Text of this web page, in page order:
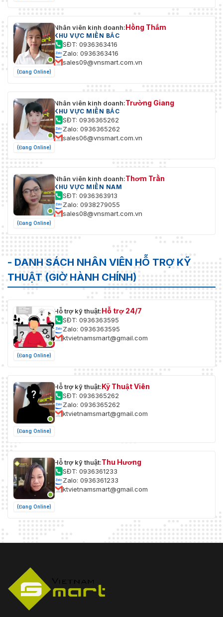
(Đang Online)
Nhân viên kinh doanh:Hồng Thắm
KHU VỰC MIỀN BẮC
SĐT: 0936363416
Zalo: 0936363416
sales09@vnsmart.com.vn
(Đang Online)
Nhân viên kinh doanh:Trường Giang
KHU VỰC MIỀN BẮC
SĐT: 0936365262
Zalo: 0936365262
sales06@vnsmart.com.vn
(Đang Online)
Nhân viên kinh doanh:Thơm Trần
KHU VỰC MIỀN NAM
SĐT: 0936363913
Zalo: 0938279055
sales08@vnsmart.com.vn
- DANH SÁCH NHÂN VIÊN HỖ TRỢ KỸ
THUẬT (GIỜ HÀNH CHÍNH)
(Đang Online)
Hỗ trợ kỹ thuật:Hỗ trợ 24/7
SĐT: 0936363595
Zalo: 0936363595
ktvietnamsmart@gmail.com
(Đang Online)
Hỗ trợ kỹ thuật:Kỹ Thuật Viên
SĐT: 0936365262
Zalo: 0936365262
ktvietnamsmart@gmail.com
(Đang Online)
Hỗ trợ kỹ thuật:Thu Hương
SĐT: 0936361233
Zalo: 0936361233
ktvietnamsmart@gmail.com